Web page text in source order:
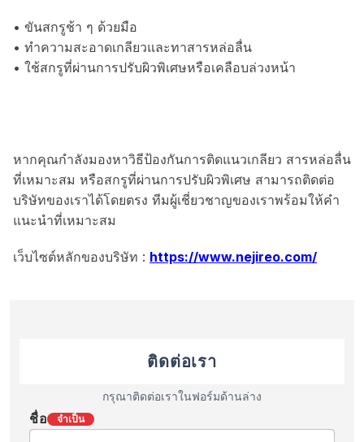
• ขันสกรูช้า ๆ ด้วยมือ
• ทำความสะอาดเกลียวและทาสารหล่อลื่น
• ใช้สกรูที่ผ่านการปรับผิวพิเศษหรือเคลือบล่วงหน้า
หากคุณกำลังมองหาวิธีป้องกันการติดแนวเกลียว สารหล่อลื่น
ที่เหมาะสม หรือสกรูที่ผ่านการปรับผิวพิเศษ สามารถติดต่อ
บริษัทของเราได้โดยตรง ทีมผู้เชี่ยวชาญของเราพร้อมให้คำ
แนะนำที่เหมาะสม
เว็บไซต์หลักของบริษัท : https://www.nejireo.com/
ติดต่อเรา
กรุณาติดต่อเราในฟอร์มด้านล่าง
ชื่อ จำเป็น